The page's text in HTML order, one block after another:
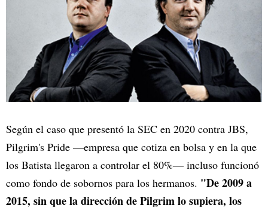
Según el caso que presentó la SEC en 2020 contra JBS,
Pilgrim's Pride —empresa que cotiza en bolsa y en la que
los Batista llegaron a controlar el 80%— incluso funcionó
como fondo de sobornos para los hermanos. "De 2009 a
2015, sin que la dirección de Pilgrim lo supiera, los